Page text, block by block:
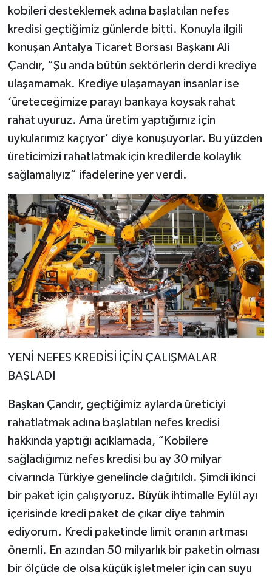
kobileri desteklemek adına başlatılan nefes
kredisi geçtiğimiz günlerde bitti. Konuyla ilgili
konuşan Antalya Ticaret Borsası Başkanı Ali
Çandır, “Şu anda bütün sektörlerin derdi krediye
ulaşamamak. Krediye ulaşamayan insanlar ise
‘üreteceğimize parayı bankaya koysak rahat
rahat uyuruz. Ama üretim yaptığımız için
uykularımız kaçıyor’ diye konuşuyorlar. Bu yüzden
üreticimizi rahatlatmak için kredilerde kolaylık
sağlamalıyız” ifadelerine yer verdi.
YENİ NEFES KREDİSİ İÇİN ÇALIŞMALAR
BAŞLADI
Başkan Çandır, geçtiğimiz aylarda üreticiyi
rahatlatmak adına başlatılan nefes kredisi
hakkında yaptığı açıklamada, “Kobilere
sağladığımız nefes kredisi bu ay 30 milyar
civarında Türkiye genelinde dağıtıldı. Şimdi ikinci
bir paket için çalışıyoruz. Büyük ihtimalle Eylül ayı
içerisinde kredi paket de çıkar diye tahmin
ediyorum. Kredi paketinde limit oranın artması
önemli. En azından 50 milyarlık bir paketin olması
bir ölçüde de olsa küçük işletmeler için can suyu